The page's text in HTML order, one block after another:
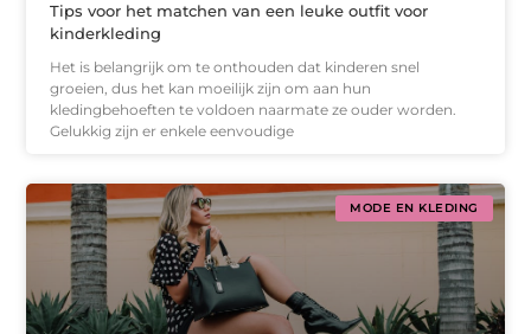
Tips voor het matchen van een leuke outfit voor
kinderkleding
Het is belangrijk om te onthouden dat kinderen snel
groeien, dus het kan moeilijk zijn om aan hun
kledingbehoeften te voldoen naarmate ze ouder worden.
Gelukkig zijn er enkele eenvoudige
MODE EN KLEDING